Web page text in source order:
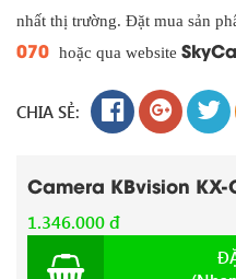
nhất thị trường. Đặt mua sản
070 hoặc qua website
CHIA SẺ:
Camera KBvision
1.346.000 đ